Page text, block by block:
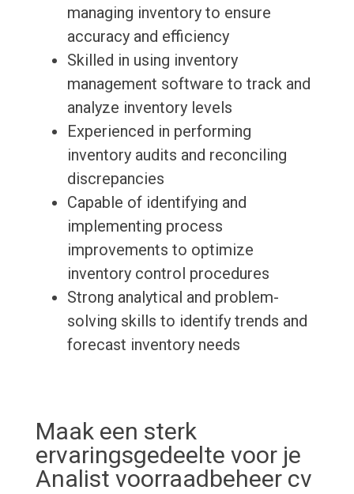
managing inventory to ensure
accuracy and efficiency
Skilled in using inventory
management software to track and
analyze inventory levels
Experienced in performing
inventory audits and reconciling
discrepancies
Capable of identifying and
implementing process
improvements to optimize
inventory control procedures
Strong analytical and problem-
solving skills to identify trends and
forecast inventory needs
Maak een sterk
ervaringsgedeelte voor je
Analist voorraadbeheer cv